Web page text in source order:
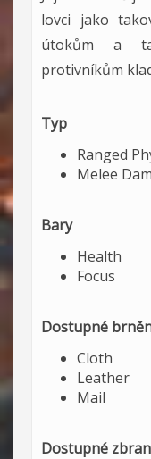
lovci jako
útokům a
protivníkům
Typ
Ranged
Melee
Bary
Health
Focus
Dostupné
Cloth
Leather
Mail
Dostupné